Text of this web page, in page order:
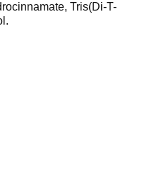
Tris(Di-T-